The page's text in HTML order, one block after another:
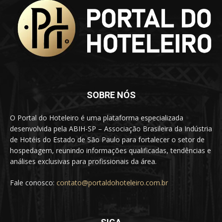
SOBRE NÓS
O Portal do Hoteleiro é uma plataforma especializada
desenvolvida pela ABIH-SP – Associação Brasileira da Indústria
de Hotéis do Estado de São Paulo para fortalecer o setor de
hospedagem, reunindo informações qualificadas, tendências e
análises exclusivas para profissionais da área.
Fale conosco: contato@portaldohoteleiro.com.br